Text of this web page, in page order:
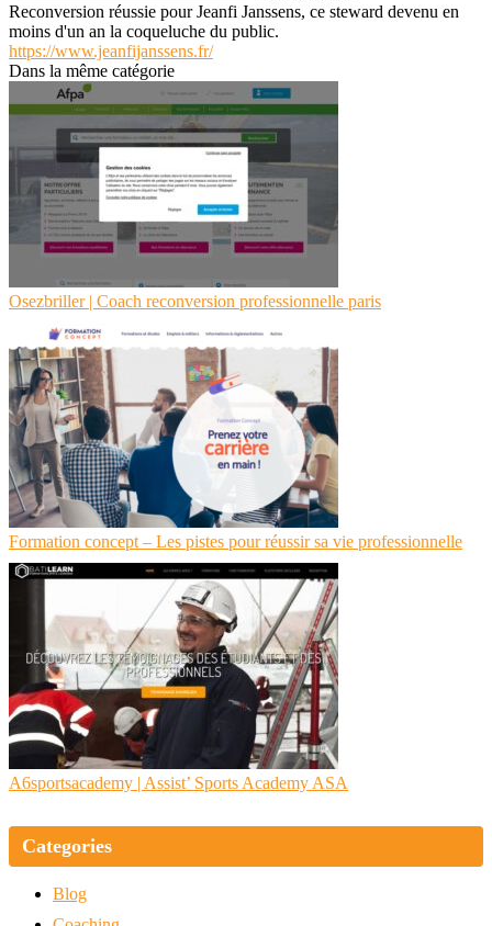
Reconversion réussie pour Jeanfi Janssens, ce steward devenu en
moins d'un an la coqueluche du public.
https://www.jeanfijanssens.fr/
Dans la même catégorie
Osezbriller | Coach re­con­ver­sion profes­sionnel­le paris
Formation concept – Les pistes pour réussir sa vie professionnelle
A6sports­aca­demy | Assist’ Sports Academy ASA
Categories
Blog